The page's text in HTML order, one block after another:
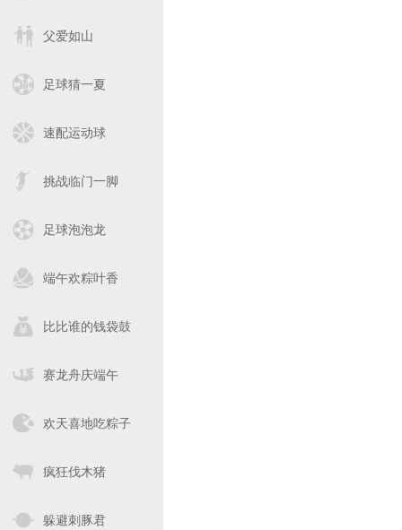
父爱如山
足球猜一夏
速配运动球
挑战临门一脚
足球泡泡龙
端午欢粽叶香
比比谁的钱袋鼓
赛龙舟庆端午
欢天喜地吃粽子
疯狂伐木猪
躲避刺豚君